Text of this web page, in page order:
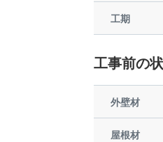
工期
工事前の
外壁材
屋根材